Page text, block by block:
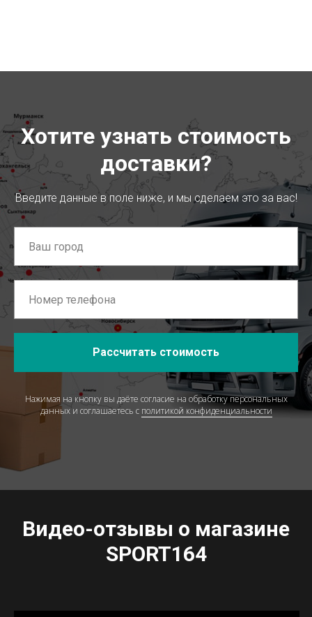
Хотите узнать стоимость
доставки?
Введите данные в поле ниже, и мы сделаем это за вас!
Рассчитать стоимость
Нажимая на кнопку вы даёте согласие на обработку персональных
данных и соглашаетесь c политикой конфиденциальности
Видео-отзывы о магазине
SPORT164